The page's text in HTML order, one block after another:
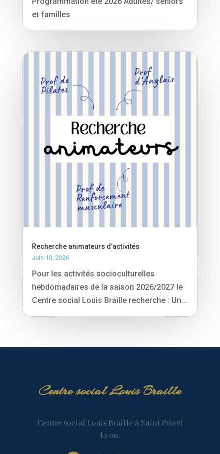
et familles
Recherche animateurs d’activités
Juin 10, 2026
Pour les activités socioculturelles
hebdomadaires de la saison 2026/2027 le
Centre social Louis Braille recherche : Un...
Centre social Louis Braille
Centre social Louis Braille à Saint Priest
Lyon.